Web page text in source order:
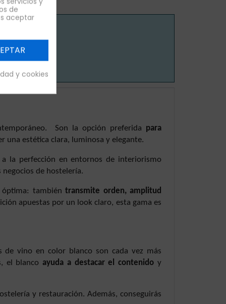
Son la opción preferida para
una estética clara, luminosa y elegante.
la perfección en entornos de interiorismo
de hostelería.
óptima: tambiéntransmite orden, amplitud
apuestas por un look claro, esta gama es
vino en color blanco son cada vez más
el blanco ayuda a destacar el contenido y
y restauración. Además, conseguirás
de
aceptar
y cookies